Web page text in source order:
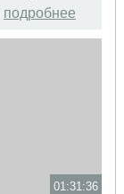
подробнее
01:31:36